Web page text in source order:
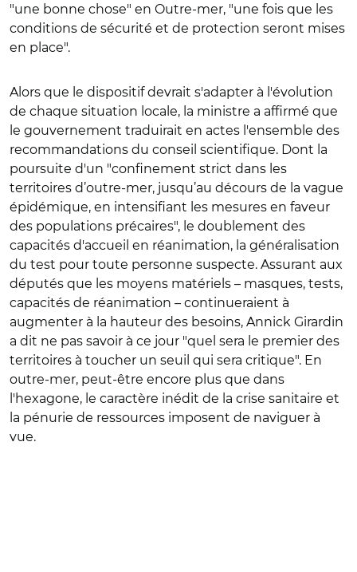
"une bonne chose" en Outre-mer, "une fois que les
conditions de sécurité et de protection seront mises
en place".
Alors que le dispositif devrait s'adapter à l'évolution
de chaque situation locale, la ministre a affirmé que
le gouvernement traduirait en actes l'ensemble des
recommandations du conseil scientifique. Dont la
poursuite d'un "confinement strict dans les
territoires d’outre-mer, jusqu’au décours de la vague
épidémique, en intensifiant les mesures en faveur
des populations précaires", le doublement des
capacités d'accueil en réanimation, la généralisation
du test pour toute personne suspecte. Assurant aux
députés que les moyens matériels – masques, tests,
capacités de réanimation – continueraient à
augmenter à la hauteur des besoins, Annick Girardin
a dit ne pas savoir à ce jour "quel sera le premier des
territoires à toucher un seuil qui sera critique". En
outre-mer, peut-être encore plus que dans
l'hexagone, le caractère inédit de la crise sanitaire et
la pénurie de ressources imposent de naviguer à
vue.